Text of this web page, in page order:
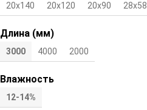
20х140 20х120 20х90 28х58
Длина (мм)
3000 4000 2000
Влажность
12-14%